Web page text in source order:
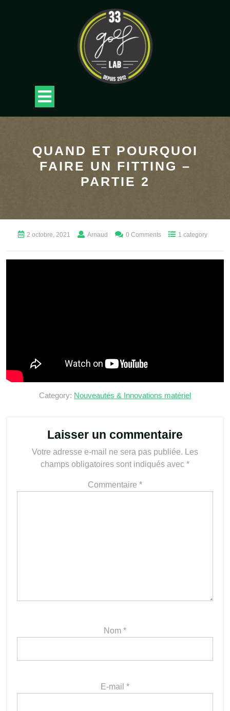
Button
QUAND ET POURQUOI
FAIRE UN FITTING –
PARTIE 2
2 octobre, 2021 Arnaud 0 Comments 1 category
Category: Nouveautés & Innovations matériel
Laisser un commentaire
Votre adresse e-mail ne sera pas publiée.
Les
champs obligatoires sont indiqués avec *
Commentaire *
Nom *
E-mail *